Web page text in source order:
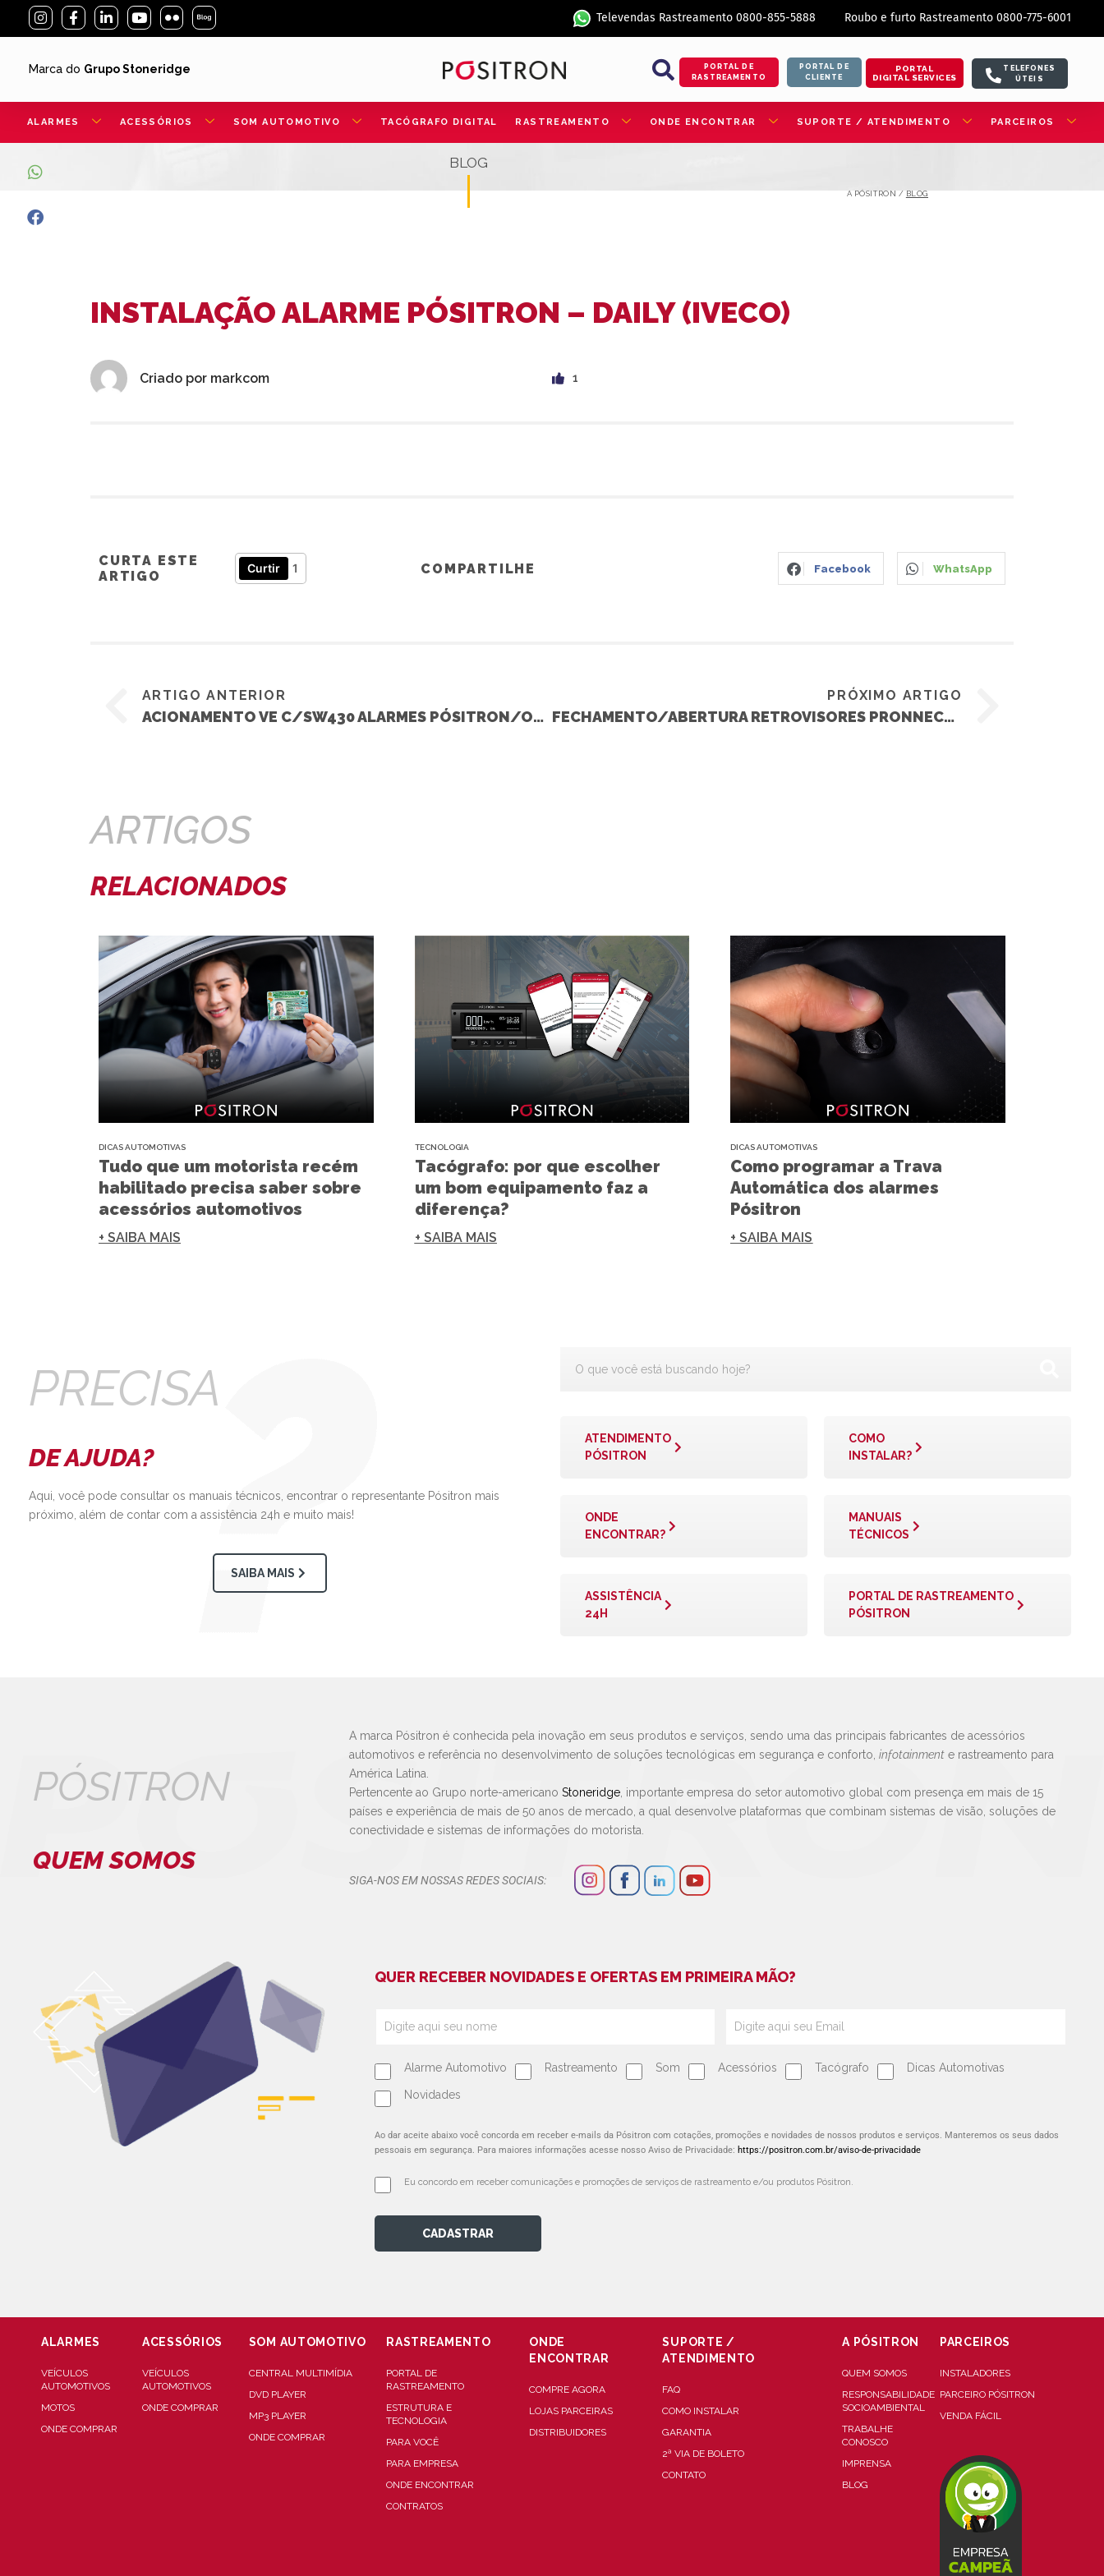
Televendas Rastreamento 0800-855-5888 Roubo e furto Rastreamento 0800-775-6001
Marca do Grupo Stoneridge
PORTAL DE
RASTREAMENTO
PORTAL DE
CLIENTE
PORTAL
DIGITAL SERVICES
TELEFONES
ÚTEIS
ALARMES ACESSÓRIOS SOM AUTOMOTIVO TACÓGRAFO DIGITAL RASTREAMENTO ONDE ENCONTRAR SUPORTE / ATENDIMENTO PARCEIROS
BLOG
A PÓSITRON /BLOG
INSTALAÇÃO ALARME PÓSITRON – DAILY (IVECO)
Criado por markcom 1
CURTA ESTE
ARTIGO
Curtir 1 COMPARTILHE Facebook WhatsApp
ARTIGO ANTERIOR
ACIONAMENTO VE C/SW430 ALARMES PÓSITRON/ORIGINAL – SPIN (GM)
PRÓXIMO ARTIGO
FECHAMENTO/ABERTURA RETROVISORES PRONNECT 273 – FRONTIER 2017 (NISSAN)
ARTIGOS
RELACIONADOS
DICAS AUTOMOTIVAS
Tudo que um motorista recém
habilitado precisa saber sobre
acessórios automotivos
+ SAIBA MAIS
TECNOLOGIA
Tacógrafo: por que escolher
um bom equipamento faz a
diferença?
+ SAIBA MAIS
DICAS AUTOMOTIVAS
Como programar a Trava
Automática dos alarmes
Pósitron
+ SAIBA MAIS
PRECISA
DE AJUDA?
Aqui, você pode consultar os manuais técnicos, encontrar o representante Pósitron mais
próximo, além de contar com a assistência 24h e muito mais!
SAIBA MAIS
ATENDIMENTO
PÓSITRON
COMO
INSTALAR?
ONDE
ENCONTRAR?
MANUAIS
TÉCNICOS
ASSISTÊNCIA
24H
PORTAL DE RASTREAMENTO
PÓSITRON
PÓSITRON
QUEM SOMOS
A marca Pósitron é conhecida pela inovação em seus produtos e serviços, sendo uma das principais fabricantes de acessórios
automotivos e referência no desenvolvimento de soluções tecnológicas em segurança e conforto,infotainment e rastreamento para
América Latina.
Pertencente ao Grupo norte-americanoStoneridge, importante empresa do setor automotivo global com presença em mais de 15
países e experiência de mais de 50 anos de mercado, a qual desenvolve plataformas que combinam sistemas de visão, soluções de
conectividade e sistemas de informações do motorista.
SIGA-NOS EM NOSSAS REDES SOCIAIS:
QUER RECEBER NOVIDADES E OFERTAS EM PRIMEIRA MÃO?
Alarme Automotivo Rastreamento Som Acessórios Tacógrafo Dicas Automotivas
Novidades
Ao dar aceite abaixo você concorda em receber e-mails da Pósitron com cotações, promoções e novidades de nossos produtos e serviços. Manteremos os seus dados
pessoais em segurança. Para maiores informações acesse nosso Aviso de Privacidade: https://positron.com.br/aviso-de-privacidade
Eu concordo em receber comunicações e promoções de serviços de rastreamento e/ou produtos Pósitron.
CADASTRAR
ALARMES
VEÍCULOS
AUTOMOTIVOS
MOTOS
ONDE COMPRAR
ACESSÓRIOS
VEÍCULOS
AUTOMOTIVOS
ONDE COMPRAR
SOM AUTOMOTIVO
CENTRAL MULTIMÍDIA
DVD PLAYER
MP3 PLAYER
ONDE COMPRAR
RASTREAMENTO
PORTAL DE
RASTREAMENTO
ESTRUTURA E
TECNOLOGIA
PARA VOCÊ
PARA EMPRESA
ONDE ENCONTRAR
CONTRATOS
ONDE
ENCONTRAR
COMPRE AGORA
LOJAS PARCEIRAS
DISTRIBUIDORES
SUPORTE /
ATENDIMENTO
FAQ
COMO INSTALAR
GARANTIA
2ª VIA DE BOLETO
CONTATO
A PÓSITRON
QUEM SOMOS
RESPONSABILIDADE
SOCIOAMBIENTAL
TRABALHE
CONOSCO
IMPRENSA
BLOG
PARCEIROS
INSTALADORES
PARCEIRO PÓSITRON
VENDA FÁCIL